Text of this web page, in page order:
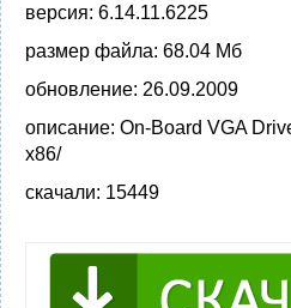
версия: 6.14.11.6225
размер файла: 68.04 Мб
обновление: 26.09.2009
описание: On-Board VGA
x86/
скачали: 15449